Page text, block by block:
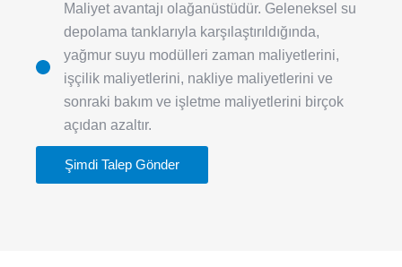
Maliyet avantajı olağanüstüdür. Geleneksel su
depolama tanklarıyla karşılaştırıldığında,
yağmur suyu modülleri zaman maliyetlerini,
işçilik maliyetlerini, nakliye maliyetlerini ve
sonraki bakım ve işletme maliyetlerini birçok
açıdan azaltır.
Şimdi Talep Gönder